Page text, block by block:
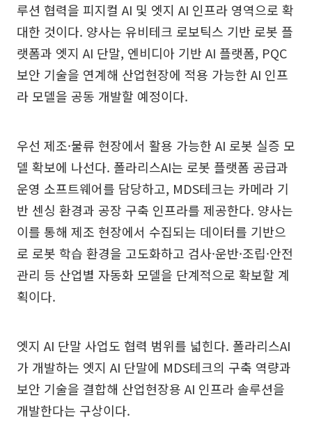
루션 협력을 피지컬 AI 및 엣지 AI 인프라 영역으로 확
대한 것이다. 양사는 유비테크 로보틱스 기반 로봇 플
랫폼과 엣지 AI 단말, 엔비디아 기반 AI 플랫폼, PQC
보안 기술을 연계해 산업현장에 적용 가능한 AI 인프
라 모델을 공동 개발할 예정이다.
우선 제조·물류 현장에서 활용 가능한 AI 로봇 실증 모
델 확보에 나선다. 폴라리스AI는 로봇 플랫폼 공급과
운영 소프트웨어를 담당하고, MDS테크는 카메라 기
반 센싱 환경과 공장 구축 인프라를 제공한다. 양사는
이를 통해 제조 현장에서 수집되는 데이터를 기반으
로 로봇 학습 환경을 고도화하고 검사·운반·조립·안전
관리 등 산업별 자동화 모델을 단계적으로 확보할 계
획이다.
엣지 AI 단말 사업도 협력 범위를 넓힌다. 폴라리스AI
가 개발하는 엣지 AI 단말에 MDS테크의 구축 역량과
보안 기술을 결합해 산업현장용 AI 인프라 솔루션을
개발한다는 구상이다.